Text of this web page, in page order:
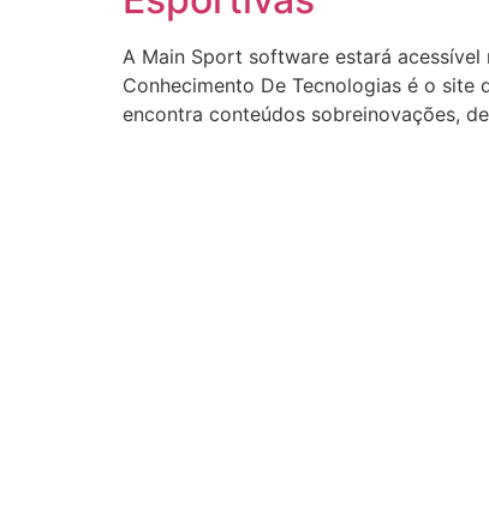
A Main Sport software estará
Conhecimento De Tecnologias é o
encontra conteúdos sobreinovações,